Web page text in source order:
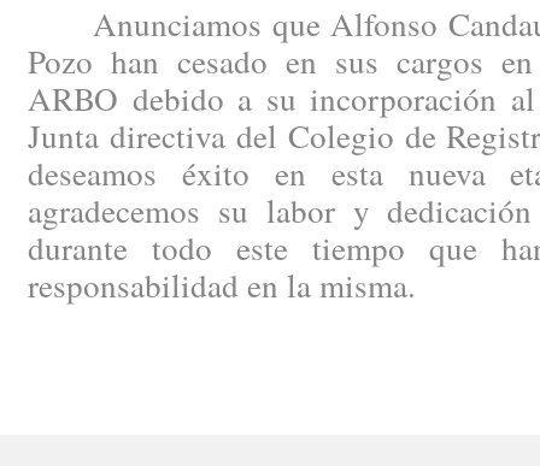
Anunciamos que Alfonso
Pozo han cesado en sus cargos
ARBO debido a su incorporación
Junta directiva del Colegio de
deseamos éxito en esta nueva
agradecemos su labor y
durante todo este tiempo que
responsabilidad en la misma.